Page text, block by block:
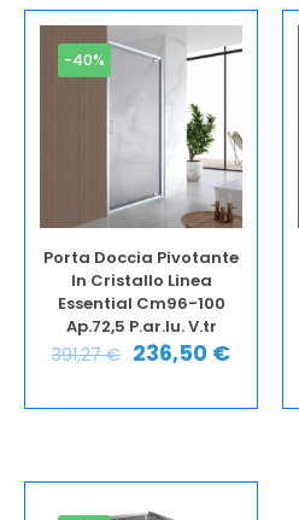
-40%
Porta Doccia Pivotante
In Cristallo Linea
Essential Cm96-100
Ap.72,5 P.ar.lu. V.tr
391,27€ 236,50 €